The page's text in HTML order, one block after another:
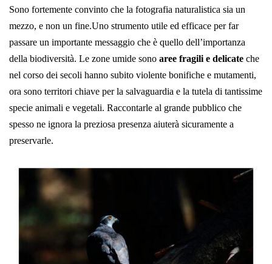
Sono fortemente convinto che la fotografia naturalistica sia un
mezzo, e non un fine.Uno strumento utile ed efficace per far
passare un importante messaggio che è quello dell’importanza
della biodiversità. Le zone umide sono aree fragili e delicate che
nel corso dei secoli hanno subito violente bonifiche e mutamenti,
ora sono territori chiave per la salvaguardia e la tutela di tantissime
specie animali e vegetali. Raccontarle al grande pubblico che
spesso ne ignora la preziosa presenza aiuterà sicuramente a
preservarle.